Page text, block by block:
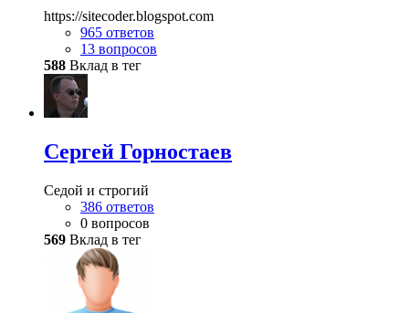
https://sitecoder.blogspot.com
965 ответов
13 вопросов
588 Вклад в тег
Сергей Горностаев
Седой и строгий
386 ответов
0 вопросов
569 Вклад в тег